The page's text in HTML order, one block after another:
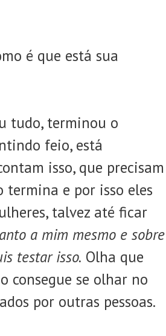
é que está sua
tudo, terminou o
feio, está
isso, que precisam
termina e por isso eles
talvez até ficar
a mim mesmo e sobre
testar isso. Olha que
consegue se olhar no
por outras pessoas.